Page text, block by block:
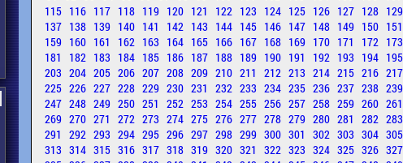
115 116 117 118 119 120 121 122 123 124 125 126 127 128 129
137 138 139 140 141 142 143 144 145 146 147 148 149 150 151
159 160 161 162 163 164 165 166 167 168 169 170 171 172 173
181
182 183 184 185 186 187 188 189 190 191 192 193 194 195
203 204 205 206 207 208 209 210 211 212 213 214 215 216 217
225 226 227 228 229 230 231 232 233 234 235 236 237 238 239
247 248 249 250 251 252 253 254 255 256 257 258 259 260 261
269 270 271 272 273 274 275 276 277 278 279 280 281 282 283
291 292 293 294 295 296 297 298 299 300 301 302 303 304 305
313 314 315 316 317 318 319 320 321 322 323 324 325 326 327